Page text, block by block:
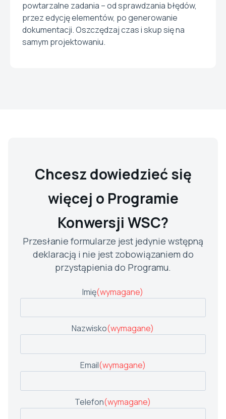
powtarzalne zadania – od sprawdzania błędów,
przez edycję elementów, po generowanie
dokumentacji. Oszczędzaj czas i skup się na
samym projektowaniu.
Chcesz dowiedzieć się
więcej o Programie
Konwersji WSC?
Przesłanie formularze jest jedynie wstępną
deklaracją i nie jest zobowiązaniem do
przystąpienia do Programu.
Imię(wymagane)
Nazwisko(wymagane)
Email(wymagane)
Telefon(wymagane)